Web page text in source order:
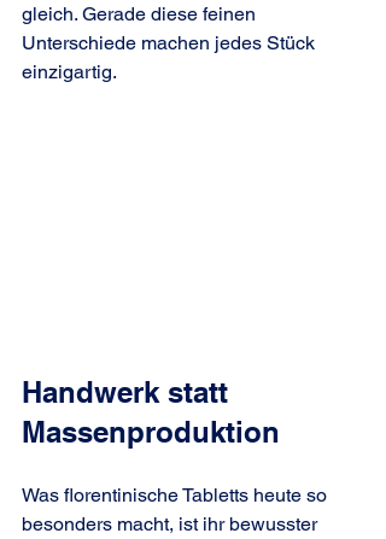
gleich. Gerade diese feinen
Unterschiede machen jedes Stück
einzigartig.
Handwerk statt
Massenproduktion
Was florentinische Tabletts heute so
besonders macht, ist ihr bewusster